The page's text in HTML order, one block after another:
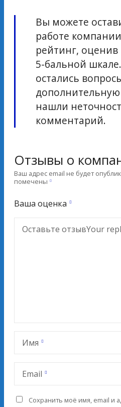
Вы можете
работе
рейтинг, оценив
5-бальной
остались
нашли
комментарий.
Отзывы о
Ваш адрес email не будет
помечены
Ваша оценка
Оставьте отзывYour
Имя
Email
Сохранить моё имя, email и